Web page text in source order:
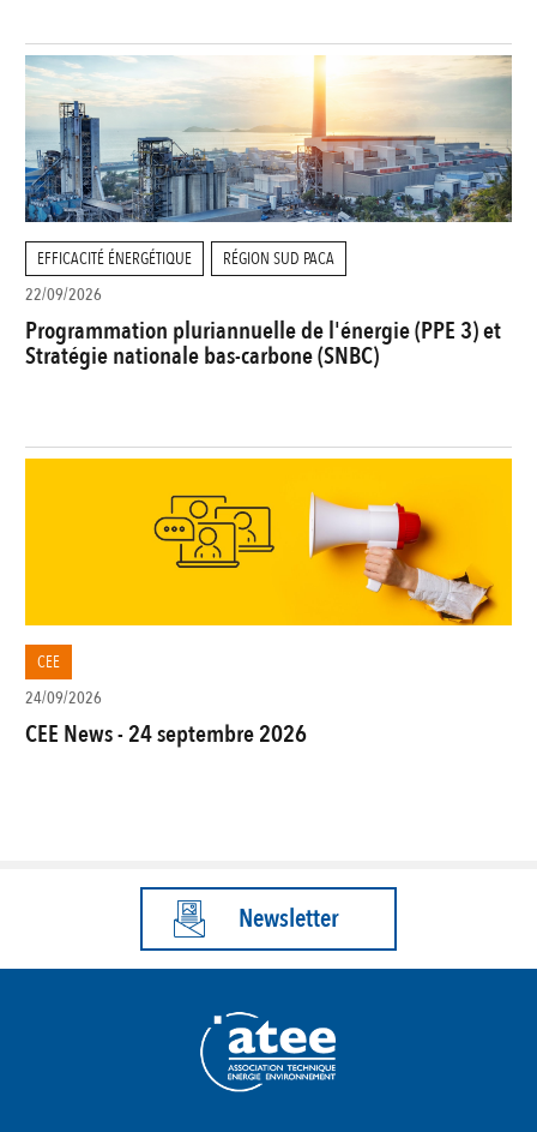
EFFICACITÉ ÉNERGÉTIQUE
RÉGION SUD PACA
22/09/2026
Programmation pluriannuelle de l'énergie (PPE 3) et
Stratégie nationale bas-carbone (SNBC)
CEE
24/09/2026
CEE News - 24 septembre 2026
Newsletter